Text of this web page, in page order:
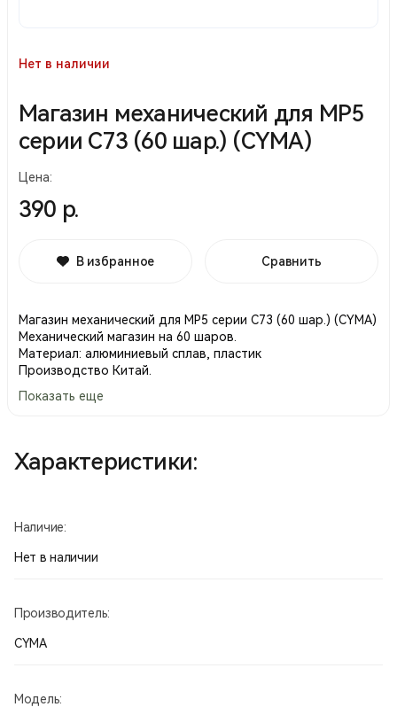
Нет в наличии
Магазин механический для МP5
серии С73 (60 шар.) (CYMA)
Цена:
390 р.
В избранное Сравнить
Магазин механический для МP5 серии С73 (60 шар.) (CYMA)
Механический магазин на 60 шаров.
Материал: алюминиевый сплав, пластик
Производство Китай.
Показать еще
Характеристики:
Наличие:
Нет в наличии
Производитель:
CYMA
Модель: